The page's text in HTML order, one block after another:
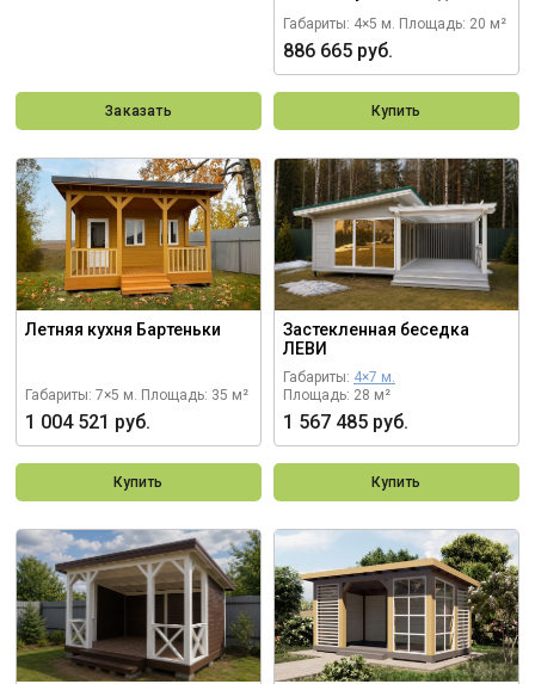
Заказать
Габариты: 4×5 м. Площадь: 20 м²
886 665 руб.
Купить
Летняя кухня Бартеньки
Габариты: 7×5 м. Площадь: 35 м²
1 004 521 руб.
Купить
Застекленная беседка
ЛЕВИ
Габариты: 4×7 м.
Площадь: 28 м²
1 567 485 руб.
Купить